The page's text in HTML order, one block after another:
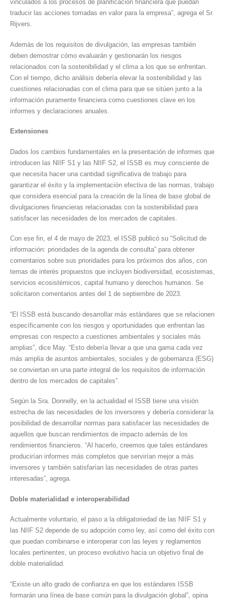
vinculados a los procesos de planificación financiera que puedan
traducir las acciones tomadas en valor para la empresa”, agrega el Sr.
Rijvers.
Además de los requisitos de divulgación, las empresas también
deben demostrar cómo evaluarán y gestionarán los riesgos
relacionados con la sostenibilidad y el clima a los que se enfrentan.
Con el tiempo, dicho análisis debería elevar la sostenibilidad y las
cuestiones relacionadas con el clima para que se sitúen junto a la
información puramente financiera como cuestiones clave en los
informes y declaraciones anuales.
Extensiones
Dados los cambios fundamentales en la presentación de informes que
introducen las NIIF S1 y las NIIF S2, el ISSB es muy consciente de
que necesita hacer una cantidad significativa de trabajo para
garantizar el éxito y la implementación efectiva de las normas, trabajo
que considera esencial para la creación de la línea de base global de
divulgaciones financieras relacionadas con la sostenibilidad para
satisfacer las necesidades de los mercados de capitales.
Con ese fin, el 4 de mayo de 2023, el ISSB publicó su “Solicitud de
información: prioridades de la agenda de consulta” para obtener
comentarios sobre sus prioridades para los próximos dos años, con
temas de interés propuestos que incluyen biodiversidad, ecosistemas,
servicios ecosistémicos, capital humano y derechos humanos. Se
solicitaron comentarios antes del 1 de septiembre de 2023.
“El ISSB está buscando desarrollar más estándares que se relacionen
específicamente con los riesgos y oportunidades que enfrentan las
empresas con respecto a cuestiones ambientales y sociales más
amplias”, dice May. “Esto debería llevar a que una gama cada vez
más amplia de asuntos ambientales, sociales y de gobernanza (ESG)
se conviertan en una parte integral de los requisitos de información
dentro de los mercados de capitales”.
Según la Sra. Donnelly, en la actualidad el ISSB tiene una visión
estrecha de las necesidades de los inversores y debería considerar la
posibilidad de desarrollar normas para satisfacer las necesidades de
aquellos que buscan rendimientos de impacto además de los
rendimientos financieros. “Al hacerlo, creemos que tales estándares
producirían informes más completos que servirían mejor a más
inversores y también satisfarían las necesidades de otras partes
interesadas”, agrega.
Doble materialidad e interoperabilidad
Actualmente voluntario, el paso a la obligatoriedad de las NIIF S1 y
las NIIF S2 depende de su adopción como ley, así como del éxito con
que puedan combinarse e interoperar con las leyes y reglamentos
locales pertinentes, un proceso evolutivo hacia un objetivo final de
doble materialidad.
“Existe un alto grado de confianza en que los estándares ISSB
formarán una línea de base común para la divulgación global”, opina